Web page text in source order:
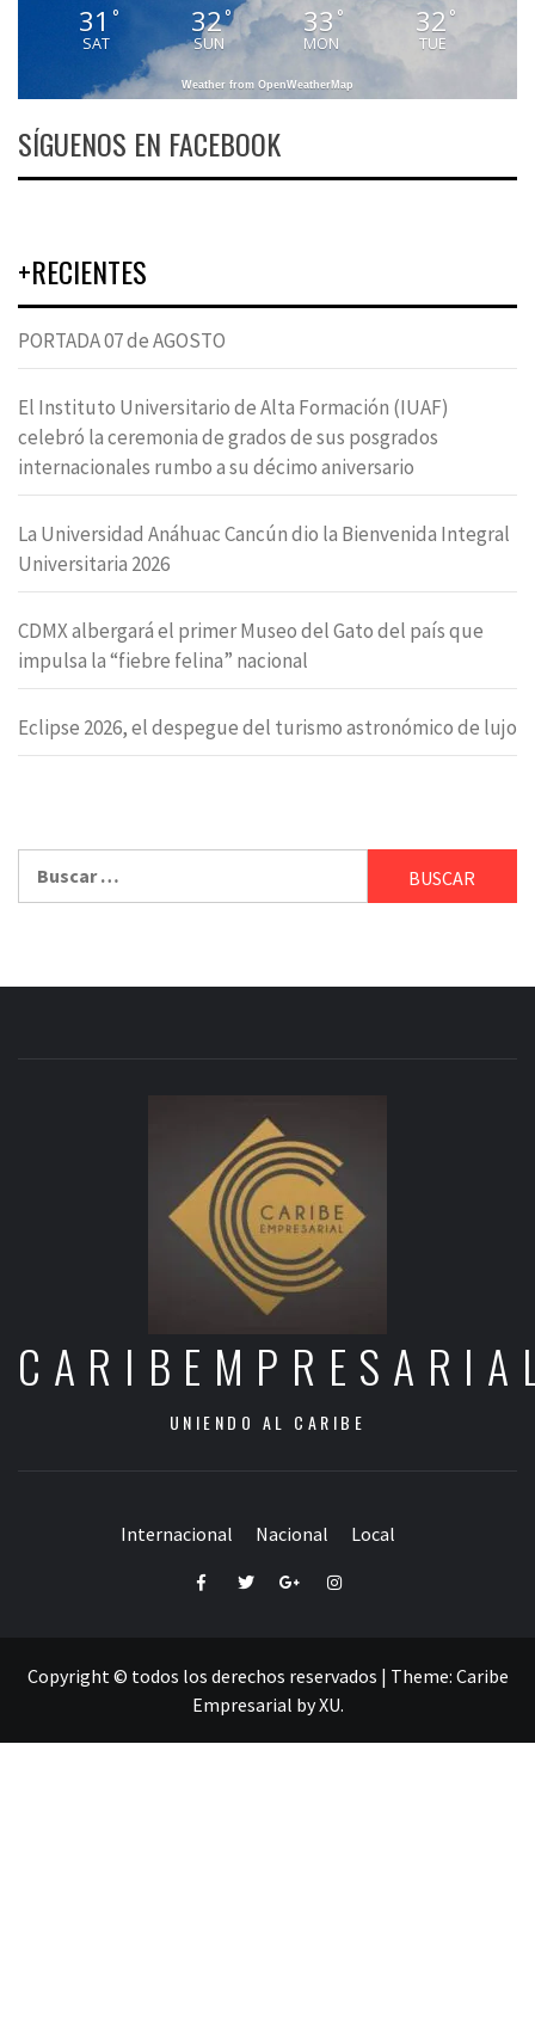
31 °
SAT
32°
SUN
33 °
MON
32 °
TUE
Weather from OpenWeatherMap
SÍGUENOS EN FACEBOOK
+RECIENTES
PORTADA 07 de AGOSTO
El Instituto Universitario de Alta Formación (IUAF)
celebró la ceremonia de grados de sus posgrados
internacionales rumbo a su décimo aniversario
La Universidad Anáhuac Cancún dio la Bienvenida Integral
Universitaria 2026
CDMX albergará el primer Museo del Gato del país que
impulsa la “fiebre felina” nacional
Eclipse 2026, el despegue del turismo astronómico de lujo
UNIENDO AL CARIBE
Internacional Nacional Local
FacebookTwitterGoogle+Instagram
Copyright © todos los derechos reservados | Theme: Caribe
Empresarial byXU.